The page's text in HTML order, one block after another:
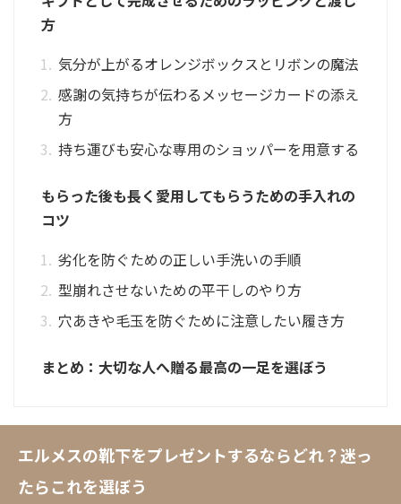
方
気分が上がるオレンジボックスとリボンの魔法
感謝の気持ちが伝わるメッセージカードの添え
方
持ち運びも安心な専用のショッパーを用意する
もらった後も長く愛用してもらうための手入れの
コツ
劣化を防ぐための正しい手洗いの手順
型崩れさせないための平干しのやり方
穴あきや毛玉を防ぐために注意したい履き方
まとめ：大切な人へ贈る最高の一足を選ぼう
エルメスの靴下をプレゼントするならどれ？迷っ
たらこれを選ぼう